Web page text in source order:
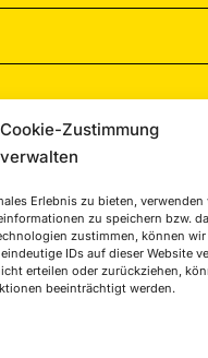
Cookie-Zustimmung
verwalten
Erlebnis zu bieten,
zu speichern bzw.
zustimmen, können
IDs auf dieser Website
erteilen oder zurückziehen,
beeinträchtigt werden.
Retoure